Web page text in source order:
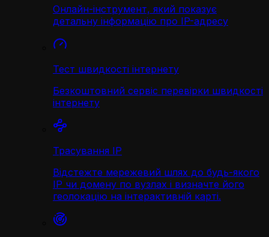
Онлайн-інструмент, який показує
детальну інформацію про IP-адресу
Тест швидкості інтернету
Безкоштовний сервіс перевірки швидкості
інтернету
Трасування IP
Відстежте мережевий шлях до будь-якого
IP чи домену по вузлах і визначте його
геолокацію на інтерактивній карті.